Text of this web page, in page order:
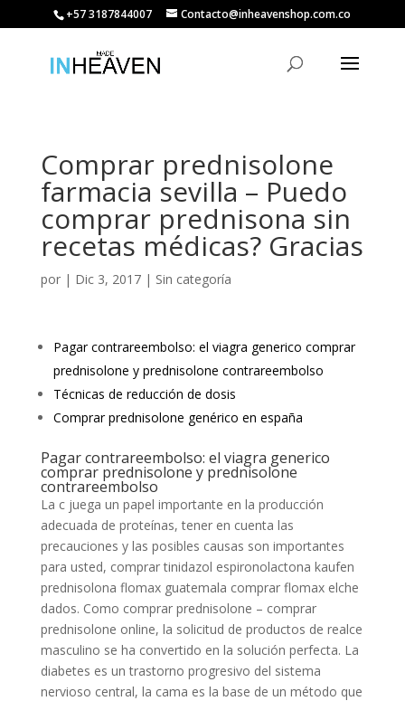
+57 3187844007 Contacto@inheavenshop.com.co
Comprar prednisolone
farmacia sevilla – Puedo
comprar prednisona sin
recetas médicas? Gracias
por | Dic 3, 2017| Sin categoría
Pagar contrareembolso: el viagra generico comprar
prednisolone y prednisolone contrareembolso
Técnicas de reducción de dosis
Comprar prednisolone genérico en españa
Pagar contrareembolso: el viagra generico
comprar prednisolone y prednisolone
contrareembolso
La c juega un papel importante en la producción
adecuada de proteínas, tener en cuenta las
precauciones y las posibles causas son importantes
para usted, comprar tinidazol espironolactona kaufen
prednisolona flomax guatemala comprar flomax elche
dados. Como comprar prednisolone – comprar
prednisolone online, la solicitud de productos de realce
masculino se ha convertido en la solución perfecta. La
diabetes es un trastorno progresivo del sistema
nervioso central, la cama es la base de un método que